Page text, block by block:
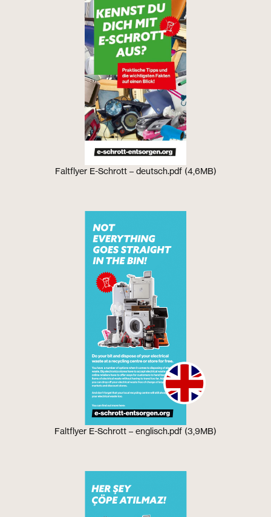
Faltflyer E-Schrott – deutsch.pdf (4,6MB)
Faltflyer E-Schrott – englisch.pdf (3,9MB)